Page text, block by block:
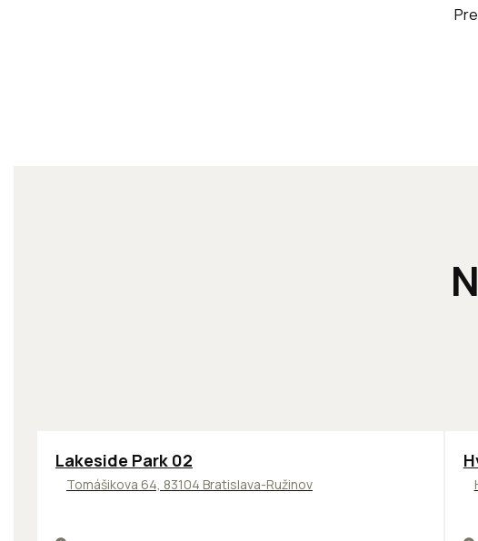
ODPORÚČAME
Lakeside Park 02
Tomášikova 64, 83104 Bratislava-Ružinov